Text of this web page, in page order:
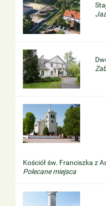
Kościół św. Franciszka z
Polecane miejsca